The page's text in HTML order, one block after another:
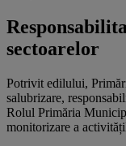
sectoarelor
Potrivit edilului,
salubrizare,
Rolul Primăria
monitorizare a